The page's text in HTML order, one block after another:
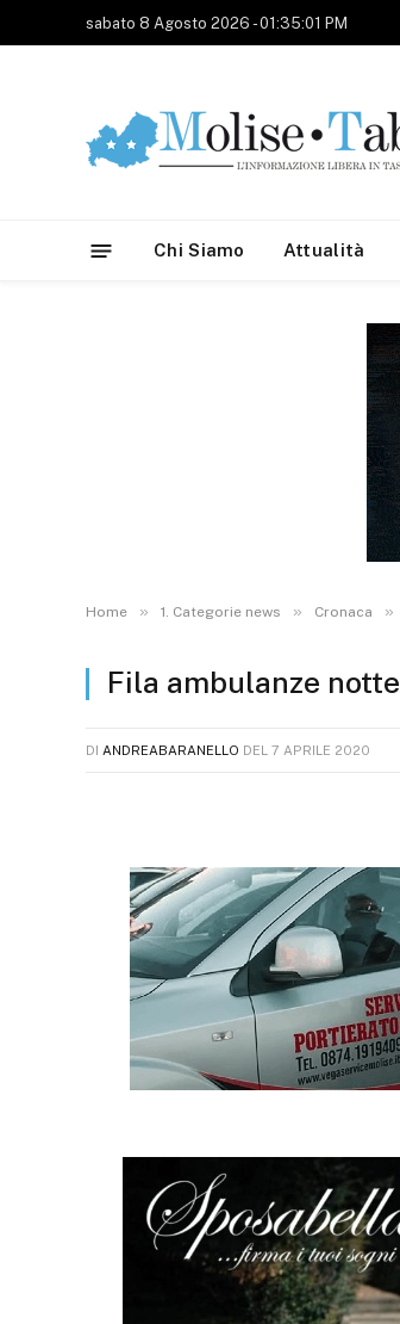
sabato 8 Agosto 2026 - 01:35:01 PM
Chi Siamo Attualità
Home » 1. Categorie news » Cronaca »
Fila ambulanze notte
DI ANDREABARANELLO DEL 7 APRILE 2020